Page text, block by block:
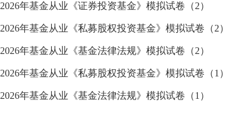
2026年基金从业《证券投资基金》模拟试卷（2）
2026年基金从业《私募股权投资基金》模拟试卷（2）
2026年基金从业《基金法律法规》模拟试卷（2）
2026年基金从业《私募股权投资基金》模拟试卷（1）
2026年基金从业《基金法律法规》模拟试卷（1）